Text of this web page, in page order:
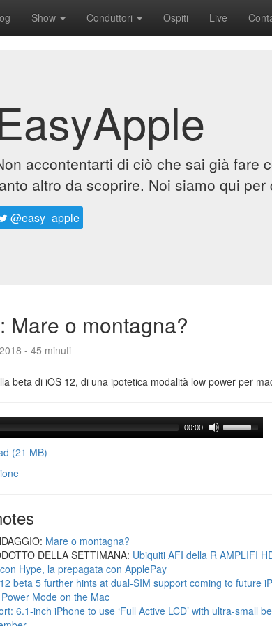
Show Conduttori Ospiti Live
accontentarti di ciò che sai già fare
altro da scoprire. Noi siamo qui per
@easy_apple
Mare o montagna?
- 45 minuti
beta di iOS 12, di una ipotetica modalità low power per
00:00
(21 MB)
Mare o montagna?
DELLA SETTIMANA: Ubiquiti AFI della R AMPLIFI
Hype, la prepagata con ApplePay
beta 5 further hints at dual-SIM support coming to future
Mode on the Mac
6.1-inch iPhone to use ‘Full Active LCD’ with ultra-small